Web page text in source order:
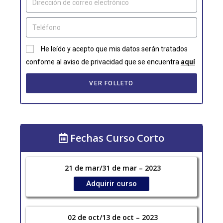
He leído y acepto que mis datos serán tratados
confome al aviso de privacidad que se encuentra aquí
VER FOLLETO
Fechas Curso Corto
21 de mar/31 de mar – 2023
Adquirir curso
02 de oct/13 de oct – 2023